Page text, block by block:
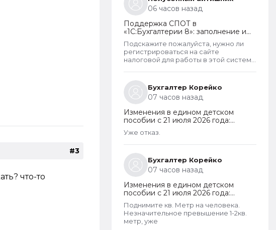
#3
что-то
на больничных и типо работают чтобы
получать пособия их все же
получают. Так что могу сказать что как
то не правельно распределены
критерии оценивания дохода.
06 часов назад
Поддержка СПОТ в
«1С:Бухгалтерии 8»: заполнение и
отправка ДОПП, уплата
обеспечительного платежа и
получение QR-кода
Подскажите пожалуйста, нужно ли
регистрироваться на сайте
налоговой для работы в этой системе
Бухгалтер Корейко
07 часов назад
Изменения в едином детском
пособии с 21 июля 2026 года:
пересмотр правила нулевого
дохода и новый порядок
оформления пособий по месту
пребывания
Уже отказ.
Бухгалтер Корейко
07 часов назад
Изменения в едином детском
пособии с 21 июля 2026 года:
пересмотр правила нулевого
дохода и новый порядок
оформления пособий по месту
пребывания
Поднимите кв. Метр на человека.
Незначительное превышение 1-2кв.
метр, уже